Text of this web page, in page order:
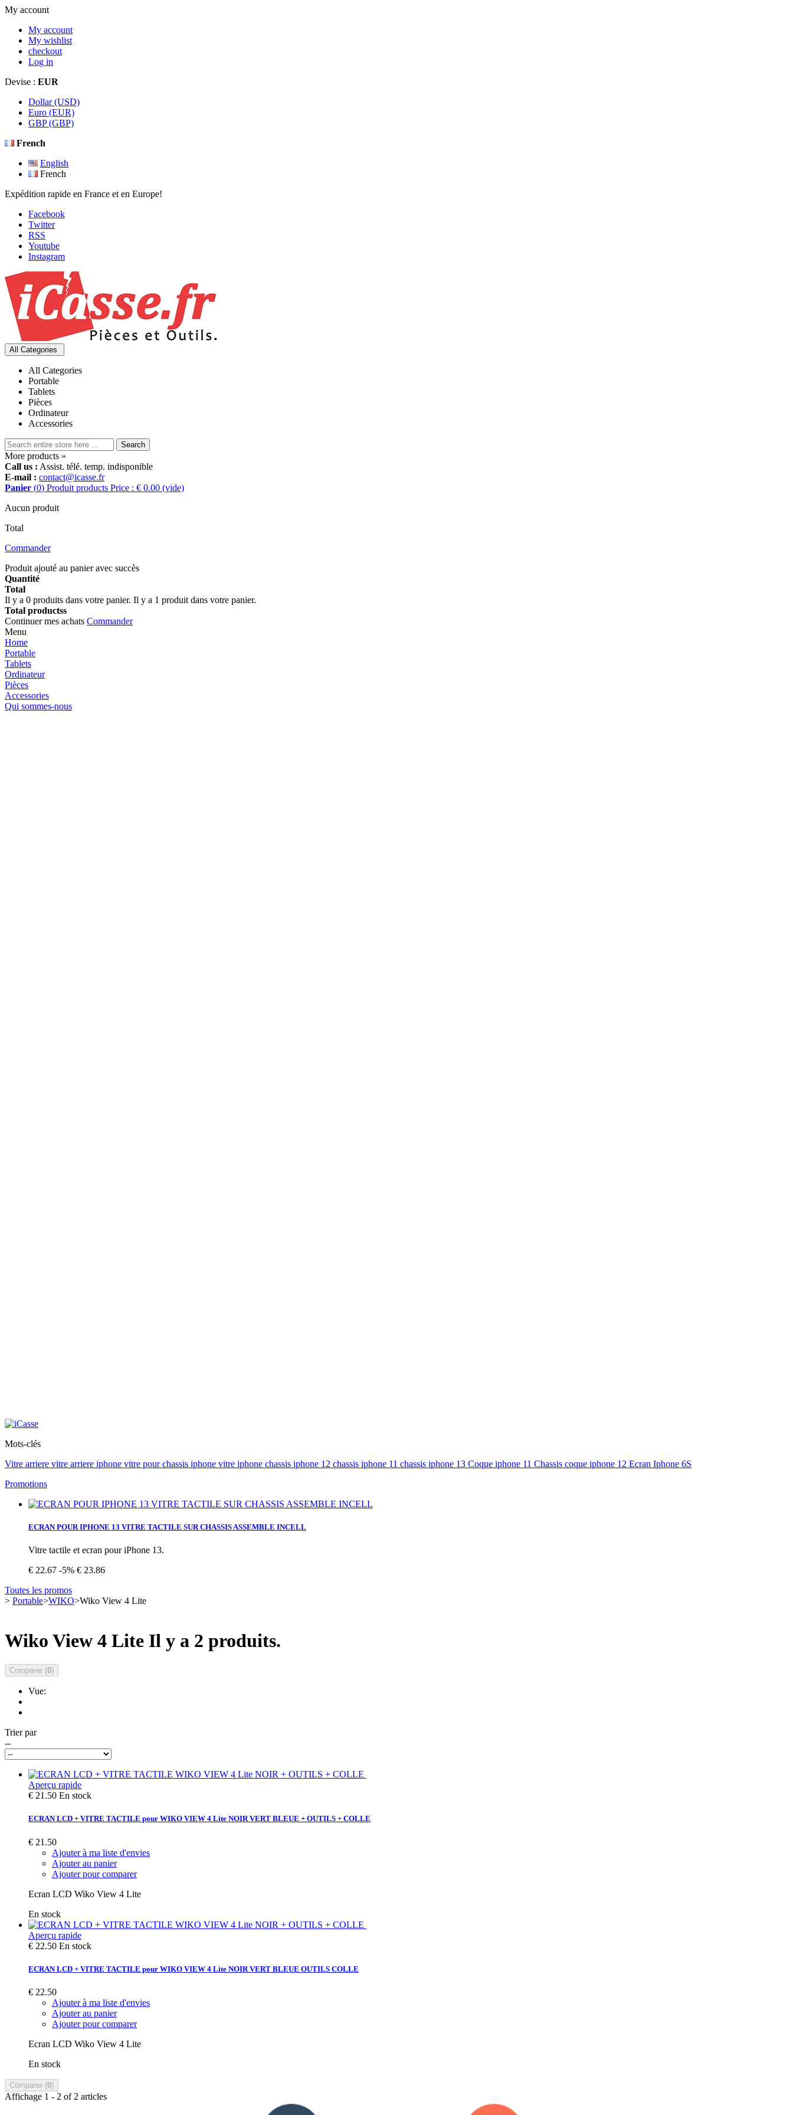
My account
My account
My wishlist
checkout
Log in
Devise : EUR
Dollar (USD)
Euro (EUR)
GBP (GBP)
French
English
French
Expédition rapide en France et en Europe!
Facebook
Twitter
RSS
Youtube
Instagram
All Categories
All Categories
Portable
Tablets
Pièces
Ordinateur
Accessories
Search
More products »
Call us : Assist. télé. temp. indisponible
E-mail : contact@icasse.fr
Panier (0) Produit products Price : € 0.00 (vide)
Aucun produit
Total
Commander
Produit ajouté au panier avec succès
Quantité
Total
Il y a 0 produits dans votre panier. Il y a 1 produit dans votre panier.
Total productss
Continuer mes achats Commander
Menu
Home
Portable
Tablets
Ordinateur
Pièces
Accessories
Qui sommes-nous
Mots-clés
Vitre arriere vitre arriere iphone vitre pourchassis iphone vitre iphone chassis iphone 12 chassis iphone 11 chassis iphone 13 Coque iphone 11 Chassis coque iphone 12 Ecran Iphone 6S
Promotions
ECRAN POUR IPHONE 13 VITRE TACTILE SUR CHASSIS ASSEMBLE INCELL
Vitre tactile et ecran pour iPhone 13.
€ 22.67 -5% € 23.86
Toutes les promos
> Portable>WIKO>Wiko View 4 Lite
Wiko View 4 Lite Il y a 2 produits.
Comparer (0)
Vue:
Trier par
--
Aperçu rapide
€ 21.50 En stock
ECRAN LCD + VITRE TACTILE pour WIKO VIEW 4 Lite NOIR VERT BLEUE + OUTILS + COLLE
€ 21.50
Ajouter à ma liste d'envies
Ajouter au panier
Ajouter pour comparer
Ecran LCD Wiko View 4 Lite
En stock
Aperçu rapide
€ 22.50 En stock
ECRAN LCD + VITRE TACTILE pour WIKO VIEW 4 Lite NOIR VERT BLEUE OUTILS COLLE
€ 22.50
Ajouter à ma liste d'envies
Ajouter au panier
Ajouter pour comparer
Ecran LCD Wiko View 4 Lite
En stock
Comparer (0)
Affichage 1 - 2 of 2 articles